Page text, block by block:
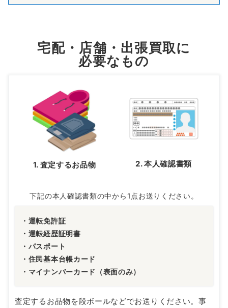
宅配・店舗・出張買取に
必要なもの
1. 査定するお品物 2. 本人確認書類
下記の本人確認書類の中から1点お送りください。
・運転免許証
・運転経歴証明書
・パスポート
・住民基本台帳カード
・マイナンバーカード（表面のみ）
査定するお品物を段ボールなどでお送りください。事